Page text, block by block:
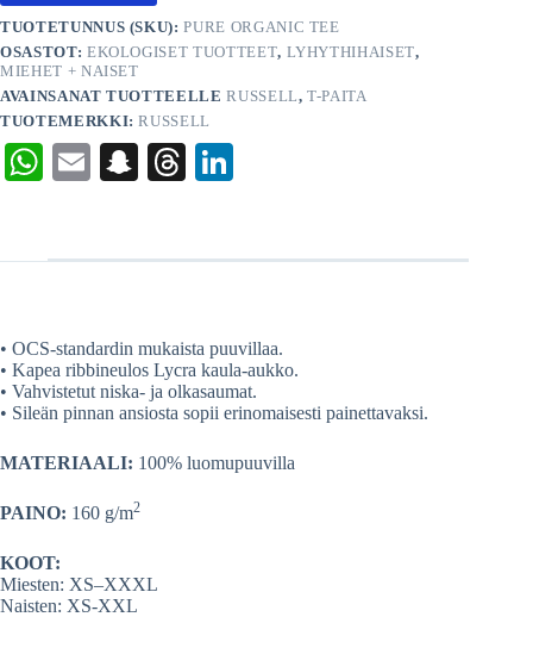
TUOTETUNNUS (SKU):PURE ORGANIC TEE
OSASTOT: EKOLOGISET TUOTTEET, LYHYTHIHAISET,
MIEHET + NAISET
AVAINSANAT TUOTTEELLERUSSELL,T-PAITA
TUOTEMERKKI:RUSSELL
W
A
E
S
ha
T
ds In
• OCS-standardin mukaista puuvillaa.
• Kapea ribbineulos Lycra kaula-aukko.
• Vahvistetut niska- ja olkasaumat.
• Sileän pinnan ansiosta sopii erinomaisesti painettavaksi.
MATERIAALI: 100% luomupuuvilla
PAINO: 160 g/m2
KOOT:
Miesten: XS–XXXL
Naisten: XS-XXL